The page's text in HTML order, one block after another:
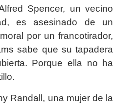
Spencer, un vecino
es asesinado de un
por un francotirador,
sabe que su tapadera
Porque ella no ha
Randall, una mujer de la